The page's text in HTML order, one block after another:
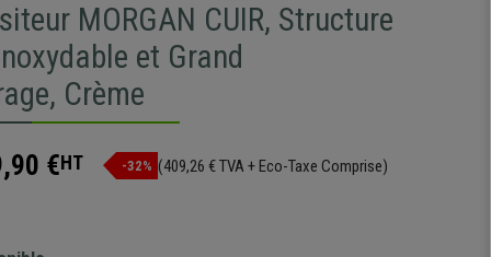
MORGAN CUIR, Structure
et Grand
Crème
€HT -32% (409,26 € TVA + Eco-Taxe Comprise)